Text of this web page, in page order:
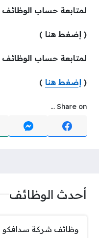
لمتابعة حساب
( إضغط هنا )
لمتابعة حساب الوظائف
( إضغط هنا )
Share on ...
أحدث الوظائف
وظائف شركة سدافكو